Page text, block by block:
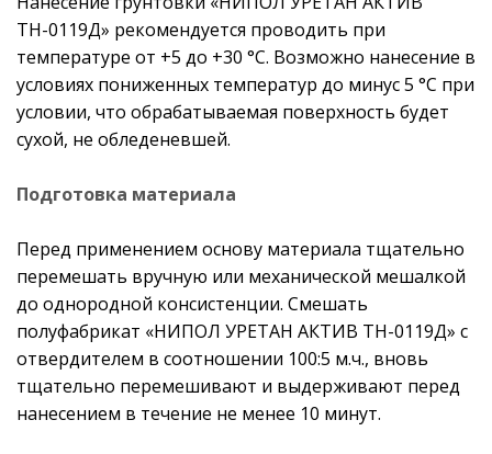
ТН-0119Д» рекомендуется проводить при
температуре от +5 до +30 °С. Возможно нанесение в
условиях пониженных температур до минус 5 °С при
условии, что обрабатываемая поверхность будет
сухой, не обледеневшей.
Подготовка материала
Перед применением основу материала тщательно
перемешать вручную или механической мешалкой
до однородной консистенции. Смешать
полуфабрикат «НИПОЛ УРЕТАН АКТИВ ТН-0119Д» с
отвердителем в соотношении 100:5 м.ч., вновь
тщательно перемешивают и выдерживают перед
нанесением в течение не менее 10 минут.